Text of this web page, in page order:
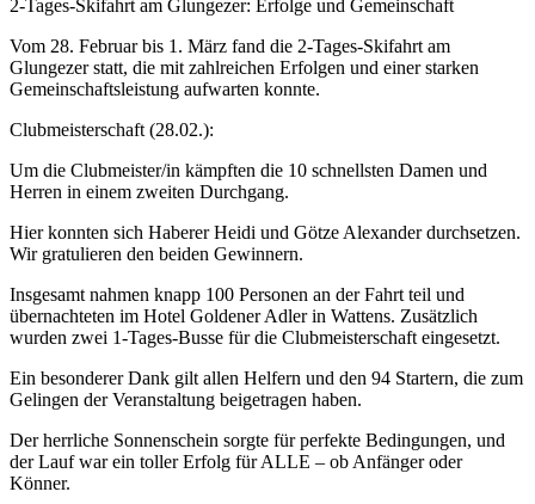
2-Tages-Skifahrt am Glungezer: Erfolge und Gemeinschaft
Vom 28. Februar bis 1. März fand die 2-Tages-Skifahrt am
Glungezer statt, die mit zahlreichen Erfolgen und einer starken
Gemeinschaftsleistung aufwarten konnte.
Clubmeisterschaft (28.02.):
Um die Clubmeister/in kämpften die 10 schnellsten Damen und
Herren in einem zweiten Durchgang.
Hier konnten sich Haberer Heidi und Götze Alexander durchsetzen.
Wir gratulieren den beiden Gewinnern.
Insgesamt nahmen knapp 100 Personen an der Fahrt teil und
übernachteten im Hotel Goldener Adler in Wattens. Zusätzlich
wurden zwei 1-Tages-Busse für die Clubmeisterschaft eingesetzt.
Ein besonderer Dank gilt allen Helfern und den 94 Startern, die zum
Gelingen der Veranstaltung beigetragen haben.
Der herrliche Sonnenschein sorgte für perfekte Bedingungen, und
der Lauf war ein toller Erfolg für ALLE – ob Anfänger oder
Könner.